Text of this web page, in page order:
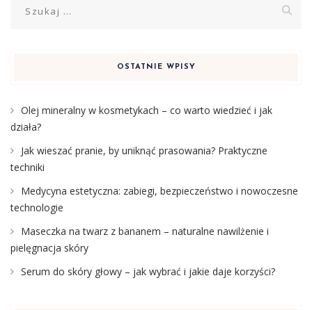
OSTATNIE WPISY
Olej mineralny w kosmetykach – co warto wiedzieć i jak
działa?
Jak wieszać pranie, by uniknąć prasowania? Praktyczne
techniki
Medycyna estetyczna: zabiegi, bezpieczeństwo i nowoczesne
technologie
Maseczka na twarz z bananem – naturalne nawilżenie i
pielęgnacja skóry
Serum do skóry głowy – jak wybrać i jakie daje korzyści?